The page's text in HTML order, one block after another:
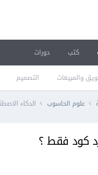
والمبيعات التصميم
كتب دورات
علوم الحاسوب الدكاء
كود فقط ؟